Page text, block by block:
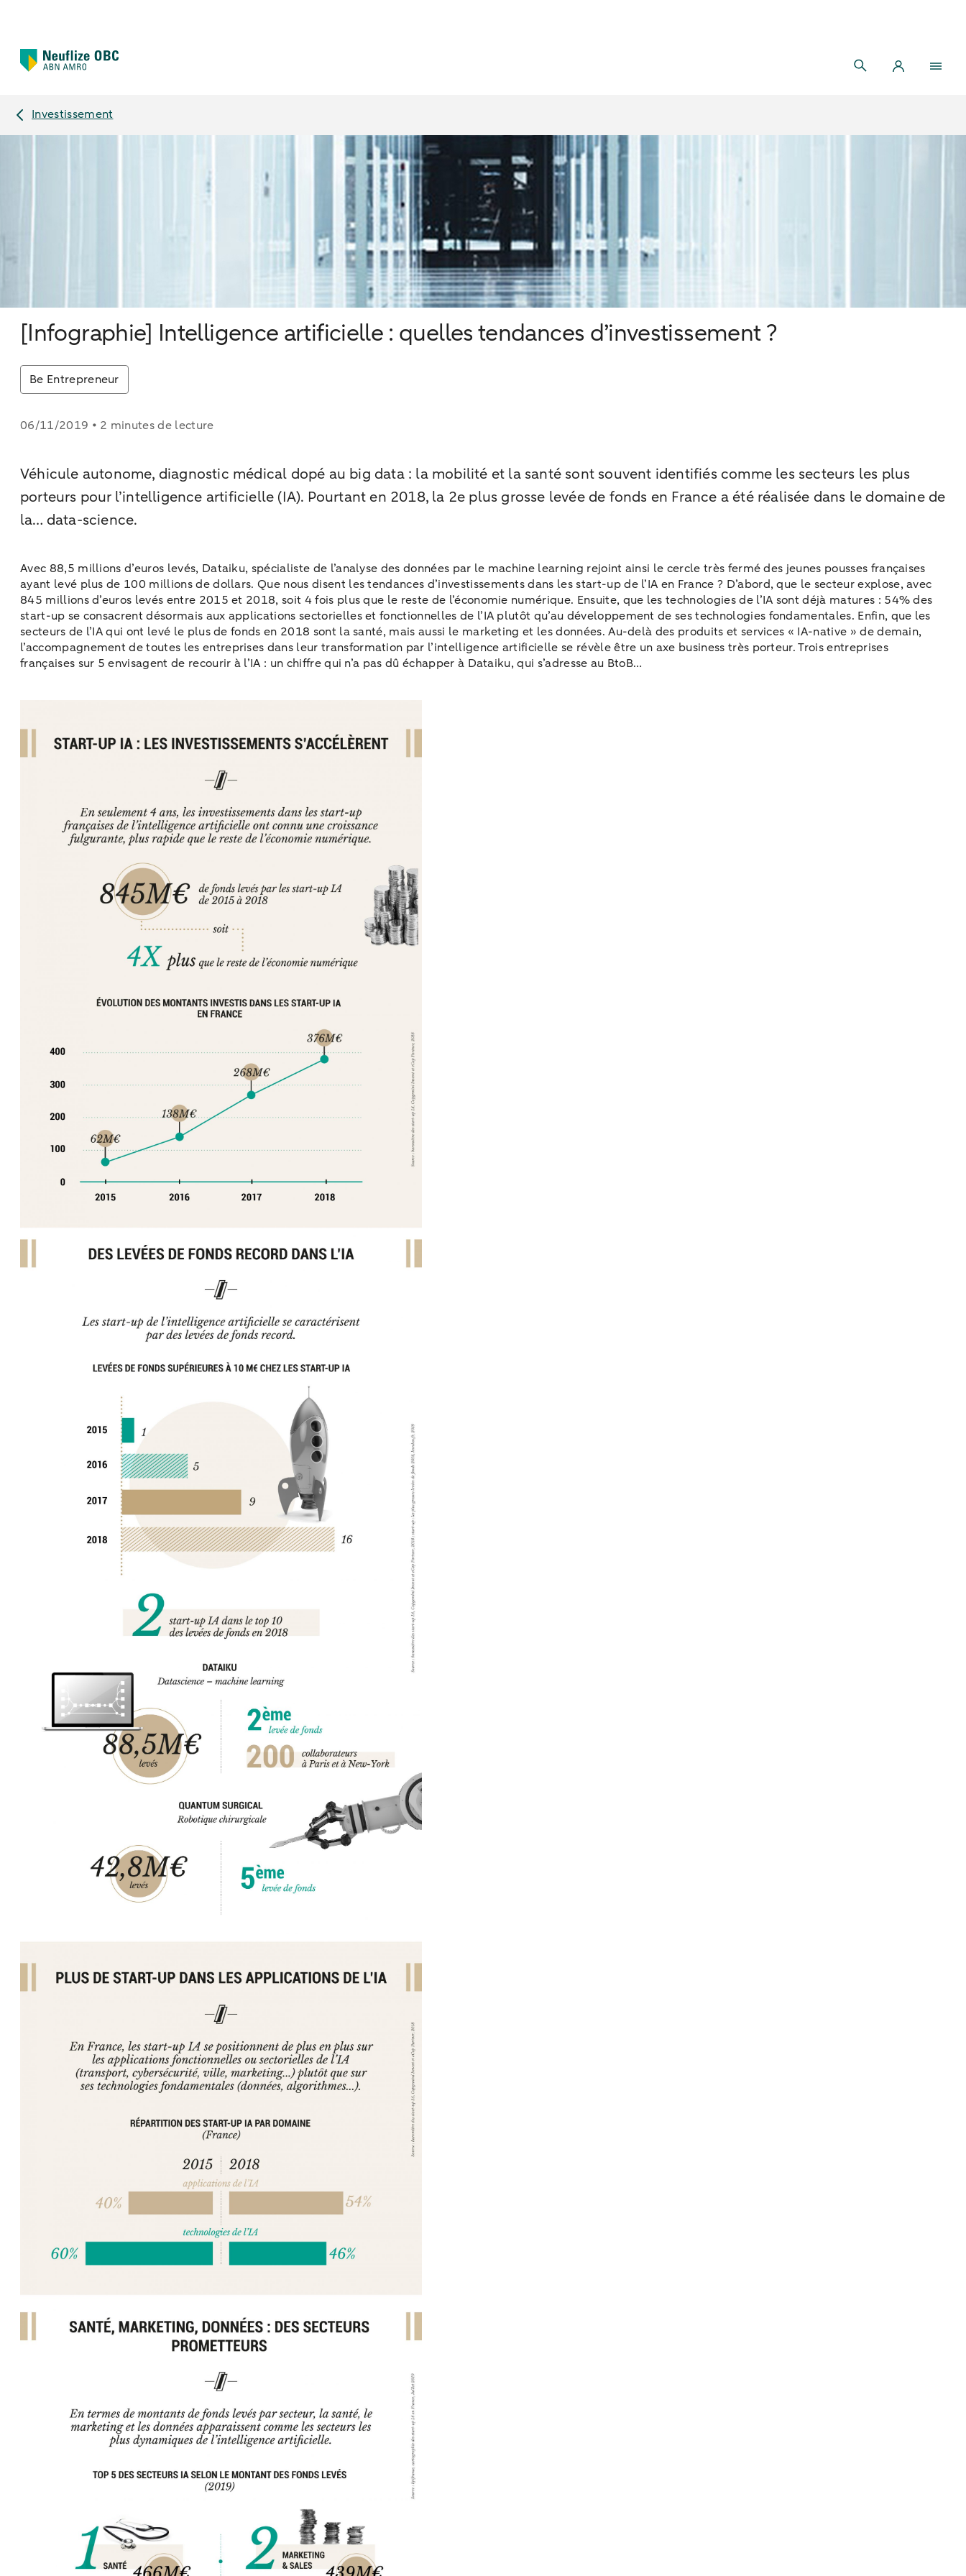
Investissement
[Infographie] Intelligence artificielle : quelles tendances d’investissement ?
Be Entrepreneur
06/11/2019 • 2 minutes de lecture
Véhicule autonome, diagnostic médical dopé au big data : la mobilité et la santé sont souvent identifiés comme les secteurs les plus
porteurs pour l’intelligence artificielle (IA). Pourtant en 2018, la 2e plus grosse levée de fonds en France a été réalisée dans le domaine de
la… data-science.
Avec 88,5 millions d’euros levés, Dataiku, spécialiste de l’analyse des données par le machine learning rejoint ainsi le cercle très fermé des jeunes pousses françaises
ayant levé plus de 100 millions de dollars. Que nous disent les tendances d’investissements dans les start-up de l’IA en France ? D’abord, que le secteur explose, avec
845 millions d’euros levés entre 2015 et 2018, soit 4 fois plus que le reste de l’économie numérique. Ensuite, que les technologies de l’IA sont déjà matures : 54% des
start-up se consacrent désormais aux applications sectorielles et fonctionnelles de l’IA plutôt qu’au développement de ses technologies fondamentales. Enfin, que les
secteurs de l’IA qui ont levé le plus de fonds en 2018 sont la santé, mais aussi le marketing et les données. Au-delà des produits et services « IA-native » de demain,
l’accompagnement de toutes les entreprises dans leur transformation par l’intelligence artificielle se révèle être un axe business très porteur. Trois entreprises
françaises sur 5 envisagent de recourir à l’IA : un chiffre qui n’a pas dû échapper à Dataiku, qui s’adresse au BtoB…